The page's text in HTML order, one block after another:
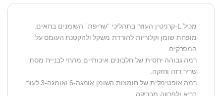
מכיל L-קרניטין העוזר בתהליכי “שריפת” השומנים בתאים.
מופחת שומן וקלוריות להורדת משקל ולהקטנת העומס על
המפרקים.
רמה גבוהה יחסית של חלבונים איכותיים מהחי לבניית מסת
שריר רזה וחזקה.
רמה אופטימלית של חומצות השומן אומגה-6 ואומגה-3 לעור
בריא ולפרווה מבריקה.